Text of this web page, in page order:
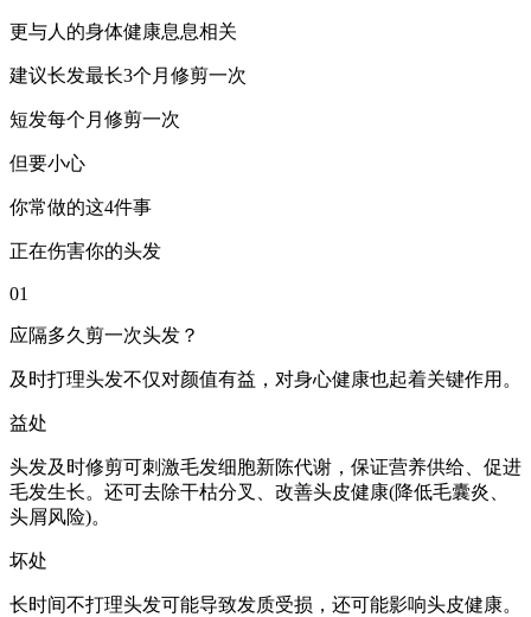
更与人的身体健康息息相关
建议长发最长3个月修剪一次
短发每个月修剪一次
但要小心
你常做的这4件事
正在伤害你的头发
01
应隔多久剪一次头发？
及时打理头发不仅对颜值有益，对身心健康也起着关键作用。
益处
头发及时修剪可刺激毛发细胞新陈代谢，保证营养供给、促进
毛发生长。还可去除干枯分叉、改善头皮健康(降低毛囊炎、
头屑风险)。
坏处
长时间不打理头发可能导致发质受损，还可能影响头皮健康。